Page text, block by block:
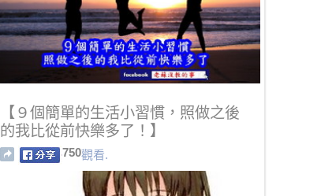
【９個簡單的生活小習慣，照做之後
的我比從前快樂多了！】
750觀看.